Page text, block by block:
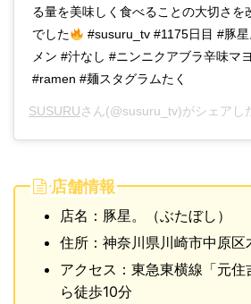
る量を美味しく食べることの大切さを
でした
#susuru_tv #1175日目 #豚
メン #汁なし #ニンニクアブラ辛味マ
#ramen #麺スタグラムたく
SUSURUさん(@susuru_tv)がシェアし
店舗情報
店名：豚星。（ぶたぼし）
住所：神奈川県川崎市中原
アクセス：東急東横線「元
ら徒歩10分